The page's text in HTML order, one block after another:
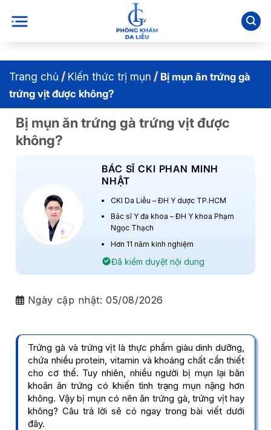
qua
Trang chủ / Kiến thức trị mụn / Bị mụn ăn trứng gà
trứng vịt được không?
Bị mụn ăn trứng gà trứng vịt được
không?
BÁC SĨ CKI PHAN MINH
NHẬT
CKI Da Liễu – ĐH Y dược TP.HCM
Bác sĩ Y đa khoa – ĐH Y khoa Phạm
Ngọc Thạch
Hơn 11 năm kinh nghiệm
Đã kiểm duyệt nội dung
Ngày cập nhật:05/08/2026
Trứng gà và trứng vịt là thực phẩm giàu dinh dưỡng,
chứa nhiều protein, vitamin và khoáng chất cần thiết
cho cơ thể. Tuy nhiên, nhiều người bị mụn lại băn
khoăn ăn trứng có khiến tình trạng mụn nặng hơn
không. Vậy bị mụn có nên ăn trứng gà, trứng vịt hay
không? Câu trả lời sẽ có ngay trong bài viết dưới
đây.